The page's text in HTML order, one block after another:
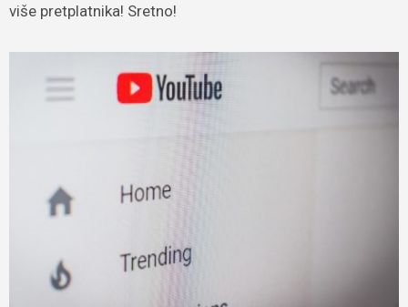
više pretplatnika! Sretno!